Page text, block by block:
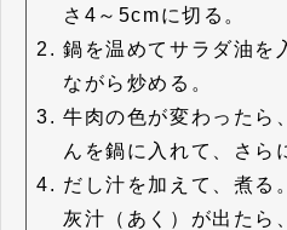
さ4～5cmに切る。
鍋を温めてサラダ油を
ながら炒める。
牛肉の色が変わったら
んを鍋に入れて、さら
だし汁を加えて、煮る。
灰汁（あく）が出たら